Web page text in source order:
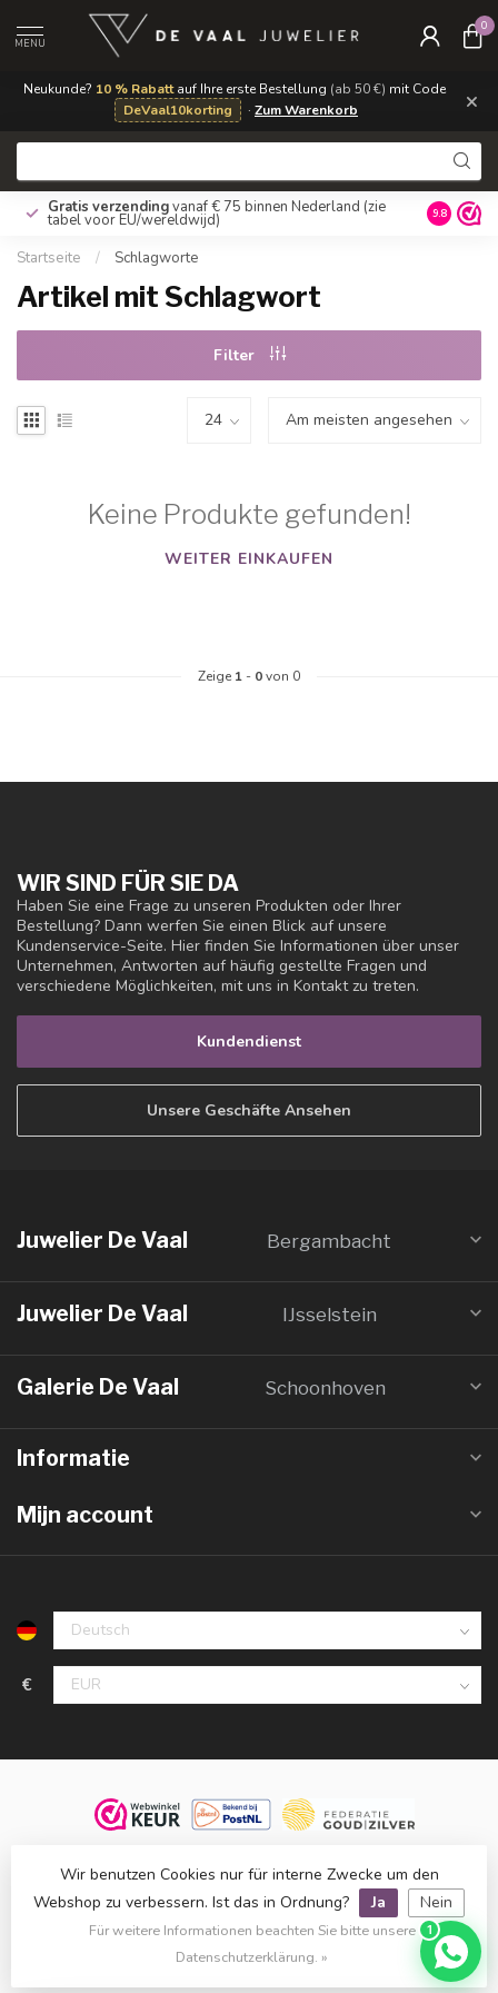
Neukunde? 10 % Rabattauf Ihre erste Bestellung (ab 50 €) mit Code
DeVaal10korting
· Zum Warenkorb ×
MENU
0
Gratis verzendingvanaf € 75 binnen Nederland (zie
tabel voor EU/wereldwijd) 9.8
Startseite / Schlagworte
Artikel mit Schlagwort
Filter
Keine Produkte gefunden!
WEITER EINKAUFEN
Zeige 1 - 0von 0
WIR SIND FÜR SIE DA
Haben Sie eine Frage zu unseren Produkten oder Ihrer
Bestellung? Dann werfen Sie einen Blick auf unsere
Kundenservice-Seite. Hier finden Sie Informationen über unser
Unternehmen, Antworten auf häufig gestellte Fragen und
verschiedene Möglichkeiten, mit uns in Kontakt zu treten.
Kundendienst
Unsere Geschäfte Ansehen
Juwelier De Vaal Bergambacht
Juwelier De Vaal IJsselstein
Galerie De Vaal Schoonhoven
Informatie
Mijn account
€
voorbehouden.
Klanten beoordelen ons met een op basis van1.516 reviews
bijWebwinkelKeur.
Wir benutzen Cookies nur für interne Zwecke um den
Webshop zu verbessern. Ist das in Ordnung?
Ja Nein
Für weitere Informationen beachten Sie bitte unsere
Datenschutzerklärung. »
1